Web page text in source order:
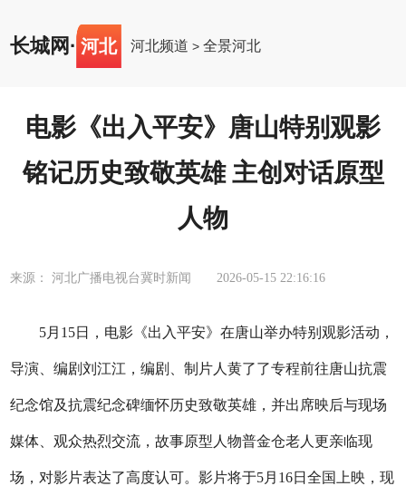
长城网 · 河北 河北频道 >全景河北
电影《出入平安》唐山特别观影
铭记历史致敬英雄 主创对话原型
人物
来源： 河北广播电视台冀时新闻 2026-05-15 22:16:16
5月15日，电影《出入平安》在唐山举办特别观影活动，
导演、编剧刘江江，编剧、制片人黄了了专程前往唐山抗震
纪念馆及抗震纪念碑缅怀历史致敬英雄，并出席映后与现场
媒体、观众热烈交流，故事原型人物普金仓老人更亲临现
场，对影片表达了高度认可。影片将于5月16日全国上映，现